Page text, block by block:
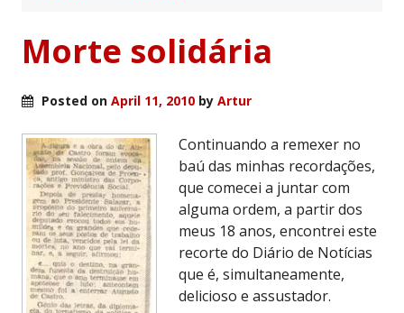
Morte solidária
Posted on April 11, 2010 by Artur
Continuando a remexer no
baú das minhas recordações,
que comecei a juntar com
alguma ordem, a partir dos
meus 18 anos, encontrei este
recorte do Diário de Notícias
que é, simultaneamente,
delicioso e assustador.